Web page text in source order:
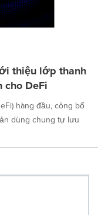
thiệu lớp thanh
cho DeFi
hàng đầu, công bố
dùng chung tự lưu